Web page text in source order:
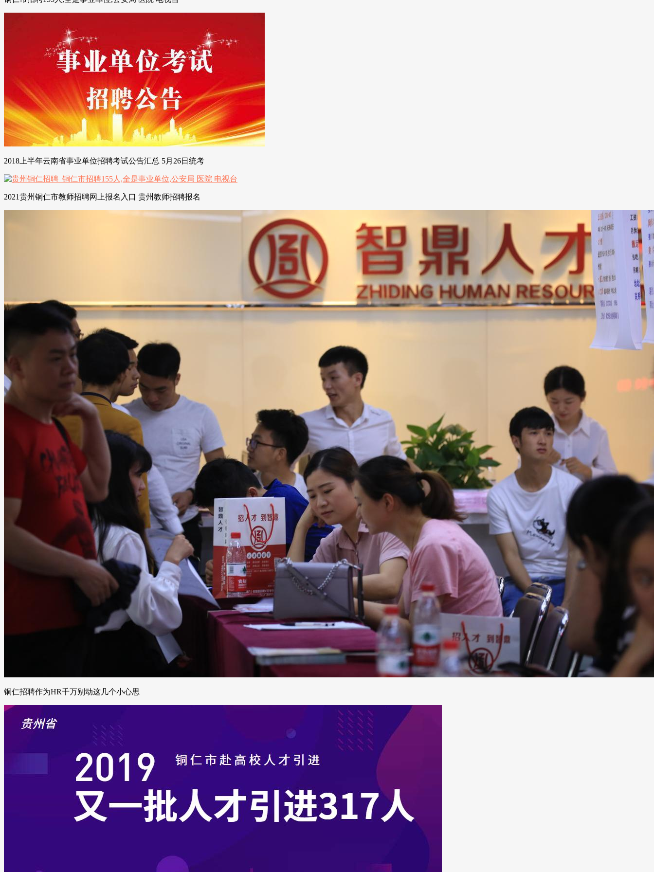
2018上半年云南省事业单位招聘考试公告汇总 5月26日统考
2021贵州铜仁市教师招聘网上报名入口 贵州教师招聘报名
铜仁招聘作为HR千万别动这几个小心思